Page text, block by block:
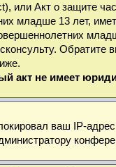
или Акт о защите
младше 13 лет,
Обратите
акт не имеет
ваш IP-